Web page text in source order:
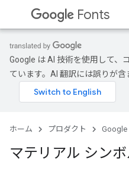
Fonts
Google は AI 技術を使用して、
ています。AI 翻訳には誤りが含
ホーム プロダクト Google
マテリアル シン